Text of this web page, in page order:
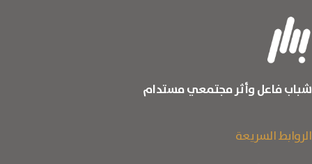
شباب فاعل وأثر مجتمعي مستدام
الروابط السريعة